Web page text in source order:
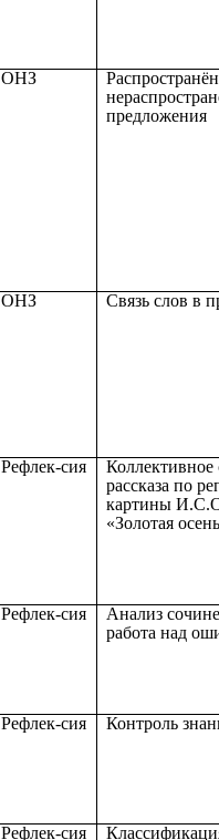
ОНЗ
предложения
ОНЗ Связь слов в
Рефлек-сия
Коллективное
рассказа по
картины
«Золотая
Рефлек-сия
Анализ
работа над
Рефлек-сия Контроль
Рефлек-сия